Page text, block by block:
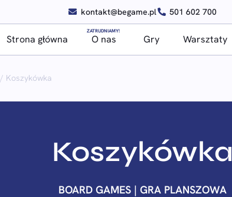
kontakt@begame.pl 501 602 700
Strona główna O nas
ZATRUDNIAMY!
Gry Warsztaty
/ Koszykówka
Koszykówka
BOARD GAMES | GRA PLANSZOWA